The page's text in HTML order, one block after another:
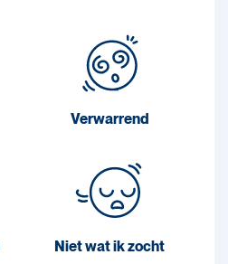
Verwarrend
Niet wat ik zocht